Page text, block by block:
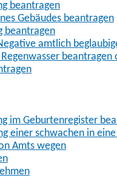
beantragen
Gebäudes beantragen
beantragen
amtlich
beantragen
im Geburtenregister
einer schwachen in
Amts wegen